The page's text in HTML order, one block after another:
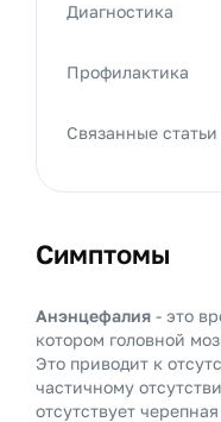
Симптомы
Анэнцефалия - это
котором головной
Это приводит к
частичному
отсутствует
Диагностика
Профилактика
Связанные статьи